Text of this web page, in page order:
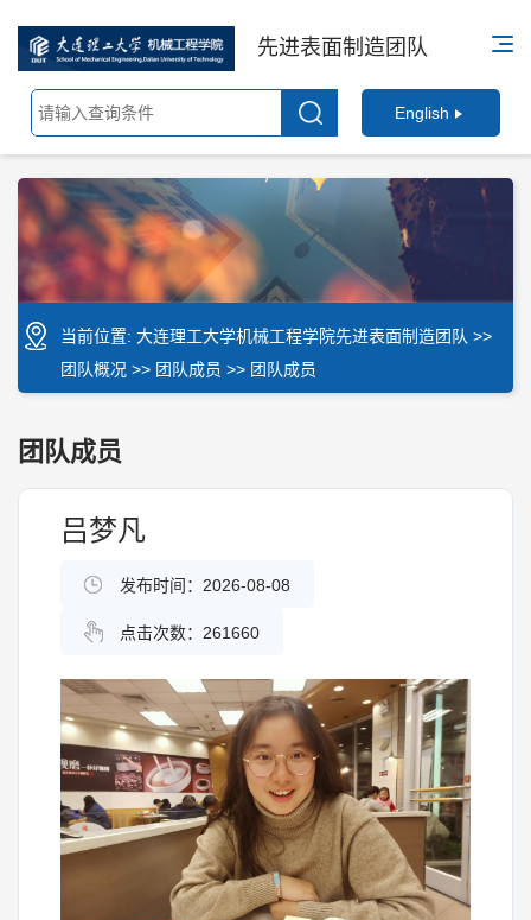
先进表面制造团队
English
当前位置: 大连理工大学机械工程学院先进表面制造团队 >>
团队概况 >> 团队成员 >> 团队成员
团队成员
吕梦凡
发布时间：2026-08-08
点击次数： 261660